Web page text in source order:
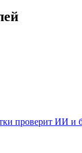
проверит ИИ и